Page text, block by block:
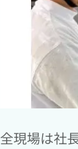
全現場は社